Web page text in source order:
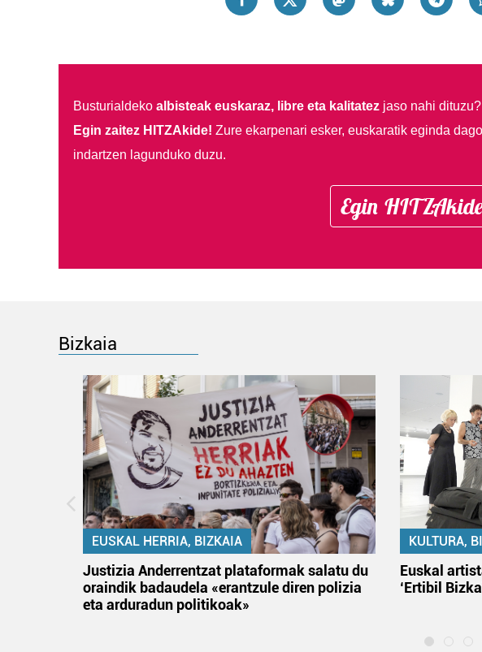
Busturialdeko albisteak euskaraz, libre eta kalitatezjaso nahi dituzu?
Egin zaitez HITZAkide! Zure ekarpenari esker, euskaratik eginda
indartzen lagunduko duzu.
Egin
Bizkaia
EUSKAL HERRIA, BIZKAIA
Justizia Anderrentzat plataformak salatu du
oraindik badaudela «erantzule diren polizia
eta arduradun politikoak»
KULTURA,
Euskal
‘Ertibil